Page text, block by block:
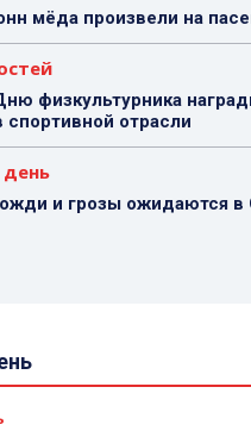
мёда произвели на
физкультурника
спортивной отрасли
и грозы ожидаются в